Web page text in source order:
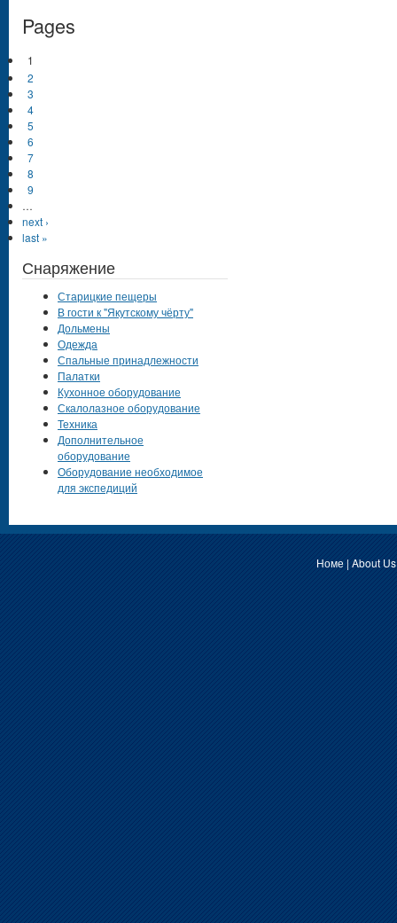
Pages
1
2
3
4
5
6
7
8
9
…
next ›
last »
Снаряжение
Старицкие пещеры
В гости к "Якутскому чёрту"
Дольмены
Одежда
Спальные принадлежности
Палатки
Кухонное оборудование
Скалолазное оборудование
Техника
Дополнительное
оборудование
Оборудование необходимое
для экспедиций
Номе| About Us